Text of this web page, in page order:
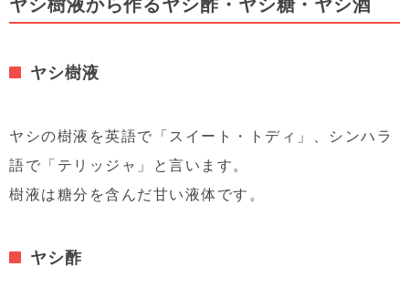
ヤシ樹液
ヤシの樹液を英語で「スイート・トディ」、シンハラ
語で「テリッジャ」と言います。
樹液は糖分を含んだ甘い液体です。
ヤシ酢